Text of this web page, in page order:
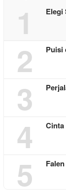
1 Elegi
2 Puisi
3
4
5